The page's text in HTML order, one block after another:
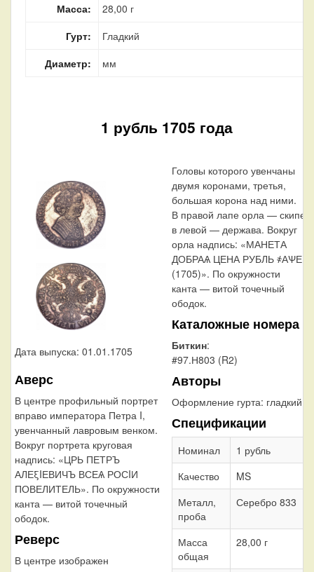
Масса:
28,00 г
Гурт:
Гладкий
Диаметр:
мм
1 рубль 1705 года
Дата выпуска: 01.01.1705
Аверс
В центре профильный портрет
вправо императора Петра I,
увенчанный лавровым венком.
Вокруг портрета круговая
надпись: «ЦРЬ ПЕТРЪ
АЛЕξIЕВИЧЪ ВСЕѦ РОСIИ
ПОВЕЛИТЕЛЬ». По окружности
канта — витой точечный
ободок.
Реверс
В центре изображен
Головы которого увенчаны
двумя коронами, третья,
большая корона над ними.
В правой лапе орла —
в левой — держава. Вокруг
орла надпись: «МАНЕТА
ДОБРАѦ ЦЕНА РУБЛЬ ҂АѰЕ
(1705)». По окружности
канта — витой точечный
ободок.
Каталожные номера
Биткин:
#97.Н803 (R2)
Авторы
Оформление гурта: гладкий
Спецификации
Номинал
1 рубль
Качество
MS
Металл,
проба
Серебро 833
Масса
общая
28,00 г